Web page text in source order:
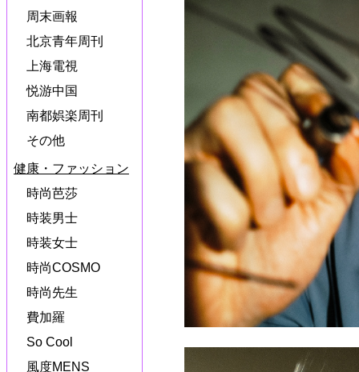
周末画報
北京青年周刊
上海電視
悦游中国
南都娯楽周刊
その他
健康・ファッション
時尚芭莎
時装男士
時装女士
時尚COSMO
時尚先生
費加羅
So Cool
風度MENS